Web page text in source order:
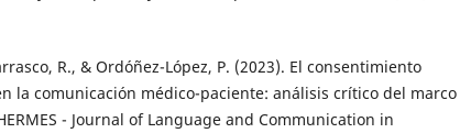
R., & Ordóñez-López, P. (2023). El consentimiento
la comunicación médico-paciente: análisis crítico del marco
- Journal of Language and Communication in